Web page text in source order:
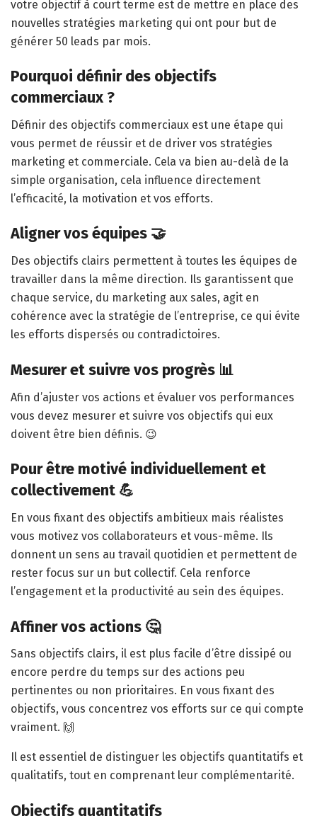
votre objectif à court terme est de mettre en place des
nouvelles stratégies marketing qui ont pour but de
générer 50 leads par mois.
Pourquoi définir des objectifs
commerciaux ?
Définir des objectifs commerciaux est une étape qui
vous permet de réussir et de driver vos stratégies
marketing et commerciale. Cela va bien au-delà de la
simple organisation, cela influence directement
l’efficacité, la motivation et vos efforts.
Aligner vos équipes 🤝
Des objectifs clairs permettent à toutes les équipes de
travailler dans la même direction. Ils garantissent que
chaque service, du marketing aux sales, agit en
cohérence avec la stratégie de l’entreprise, ce qui évite
les efforts dispersés ou contradictoires.
Mesurer et suivre vos progrès 📊
Afin d’ajuster vos actions et évaluer vos performances
vous devez mesurer et suivre vos objectifs qui eux
doivent être bien définis. 😉
Pour être motivé individuellement et
collectivement 💪
En vous fixant des objectifs ambitieux mais réalistes
vous motivez vos collaborateurs et vous-même. Ils
donnent un sens au travail quotidien et permettent de
rester focus sur un but collectif. Cela renforce
l’engagement et la productivité au sein des équipes.
Affiner vos actions 🤔
Sans objectifs clairs, il est plus facile d’être dissipé ou
encore perdre du temps sur des actions peu
pertinentes ou non prioritaires. En vous fixant des
objectifs, vous concentrez vos efforts sur ce qui compte
vraiment. 🙌
Il est essentiel de distinguer les objectifs quantitatifs et
qualitatifs, tout en comprenant leur complémentarité.
Objectifs quantitatifs